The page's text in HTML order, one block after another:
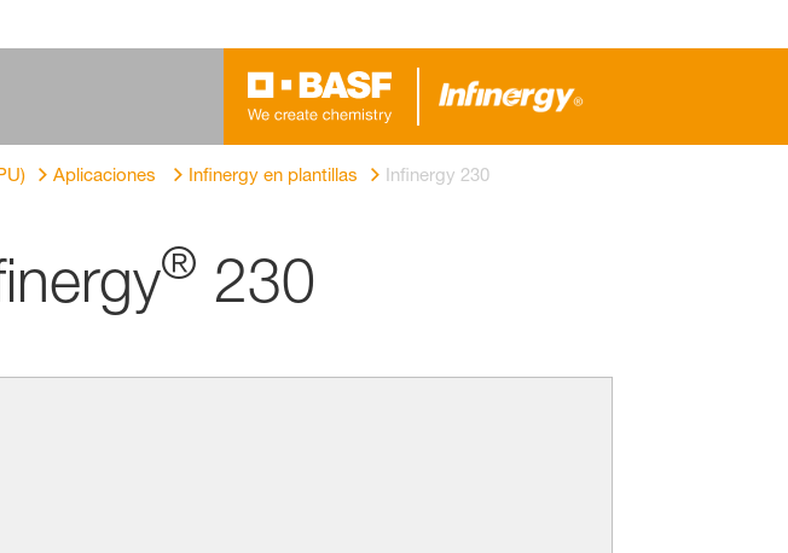
Aplicaciones Infinergy en plantillas Infinergy 230
® 230